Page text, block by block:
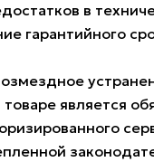
в
гарантийного
является